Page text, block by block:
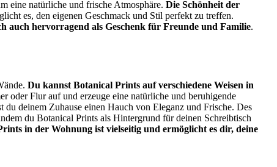
eine natürliche und frische Atmosphäre. Die Schönheit der
es, den eigenen Geschmack und Stil perfekt zu treffen.
auch hervorragend als Geschenk für Freunde und Familie.
Du kannst Botanical Prints auf verschiedene Weisen in
oder Flur auf und erzeuge eine natürliche und beruhigende
deinem Zuhause einen Hauch von Eleganz und Frische. Des
du Botanical Prints als Hintergrund für deinen Schreibtisch
in der Wohnung ist vielseitig und ermöglicht es dir, deine